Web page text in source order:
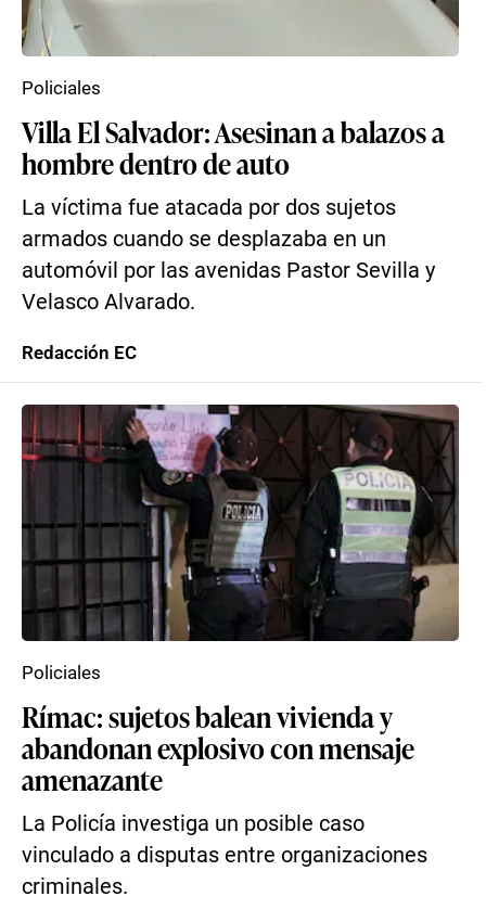
Villa El Salvador: Asesinan a balazos a
hombre dentro de auto
La víctima fue atacada por dos sujetos
armados cuando se desplazaba en un
automóvil por las avenidas Pastor Sevilla y
Velasco Alvarado.
Policiales
Redacción EC
Rímac: sujetos balean vivienda y
abandonan explosivo con mensaje
amenazante
La Policía investiga un posible caso
vinculado a disputas entre organizaciones
criminales.
Policiales